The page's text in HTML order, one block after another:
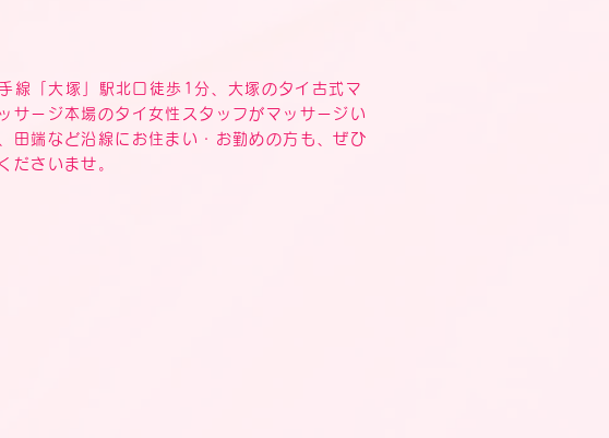
「大塚」駅北口徒歩1分、大塚のタイ古式マ
サージ本場のタイ女性スタッフがマッサージい
田端など沿線にお住まい・お勤めの方も、ぜひ
ださいませ。